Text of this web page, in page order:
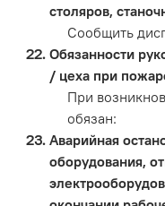
столяров,
Сообщить
Обязанности
/ цеха при
При
обязан:
Аварийная
оборудования,